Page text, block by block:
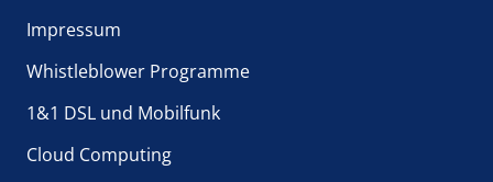
Impressum
Whistleblower Programme
1&1 DSL und Mobilfunk
Cloud Computing